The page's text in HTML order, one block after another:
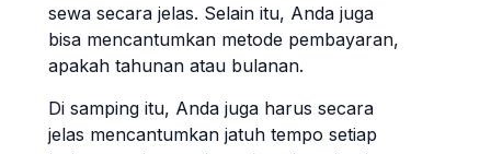
sewa secara jelas. Selain itu, Anda juga
bisa mencantumkan metode pembayaran,
apakah tahunan atau bulanan.
Di samping itu, Anda juga harus secara
jelas mencantumkan jatuh tempo setiap